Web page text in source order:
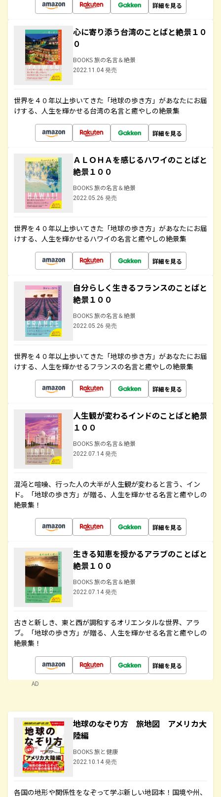
詳細を見る
心に寄り添う台湾のことばと絶景１０
０
BOOKS 旅の名言＆絶景
2022.11.04 発売
世界を４０年以上歩いてきた「地球の歩き方」があなたにお届
けする、人生を輝かせる台湾の名言と癒やしの絶景集
詳細を見る
ＡＬＯＨＡを感じるハワイのことばと
絶景１００
BOOKS 旅の名言＆絶景
2022.05.26 発売
世界を４０年以上歩いてきた「地球の歩き方」があなたにお届
けする、人生を輝かせるハワイの名言と癒やしの絶景集
詳細を見る
自分らしく生きるフランスのことばと
絶景１００
BOOKS 旅の名言＆絶景
2022.05.26 発売
世界を４０年以上歩いてきた「地球の歩き方」があなたにお届
けする、人生を輝かせるフランスの名言と癒やしの絶景集
詳細を見る
人生観が変わるインドのことばと絶景
１００
BOOKS 旅の名言＆絶景
2022.07.14 発売
混沌と喧噪、行った人の大半が人生観が変わると言う、イン
ド。「地球の歩き方」が贈る、人生を輝かせる名言と癒やしの
絶景集！
詳細を見る
生きる知恵を授かるアラブのことばと
絶景１００
BOOKS 旅の名言＆絶景
2022.07.14 発売
古きと新しき、東と西が調和するオリエンタルな世界、アラ
ブ。「地球の歩き方」が贈る、人生を輝かせる名言と癒やしの
絶景集！
詳細を見る
AD
地球のなぞり方 旅地図 アメリカ大
陸編
BOOKS 旅と健康
2022.10.14 発売
各国の地形や関係性をなぞって学ぶ新しい地図本！国境や州、